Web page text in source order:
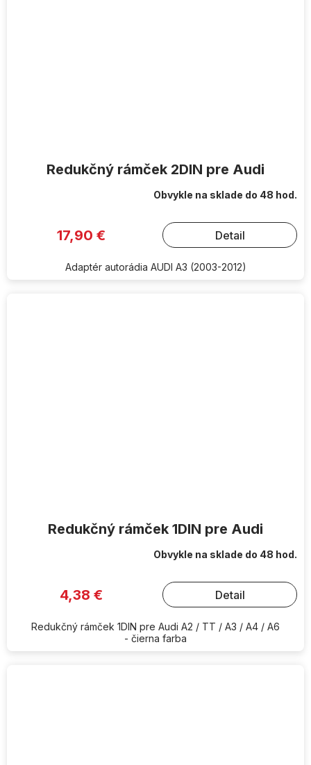
Redukčný rámček 2DIN pre Audi
Obvykle na sklade do 48 hod.
17,90 € Detail
Adaptér autorádia AUDI A3 (2003-2012)
Redukčný rámček 1DIN pre Audi
Obvykle na sklade do 48 hod.
4,38 € Detail
Redukčný rámček 1DIN pre Audi A2 / TT / A3 / A4 / A6
- čierna farba